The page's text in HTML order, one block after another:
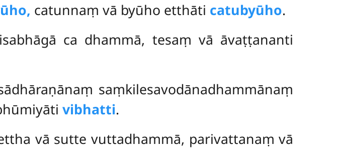
catunnaṃ vā byūho etthāti catubyūho.
ca dhammā, tesaṃ vā āvaṭṭananti
saṃkilesavodānadhammānaṃ
vibhatti.
vā sutte vuttadhammā, parivattanaṃ vā